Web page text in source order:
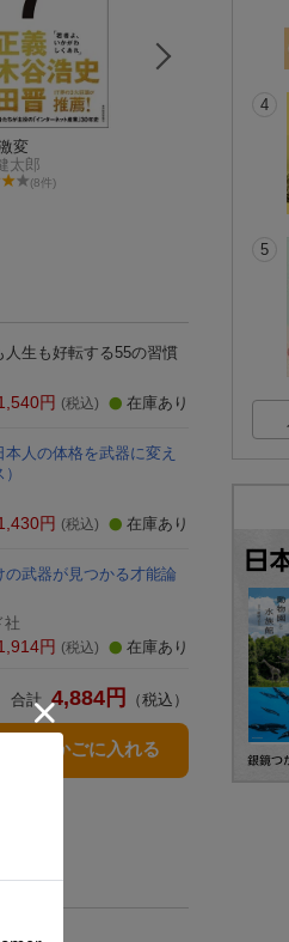
変
太郎
(8件)
生も好転する55の習慣
円 (税込) 在庫あり
人の体格を武器に変え
円 (税込) 在庫あり
の武器が見つかる才能論
社
円 (税込) 在庫あり
合計 4,884 円 （税込）
買い物かごに入れる
4
5